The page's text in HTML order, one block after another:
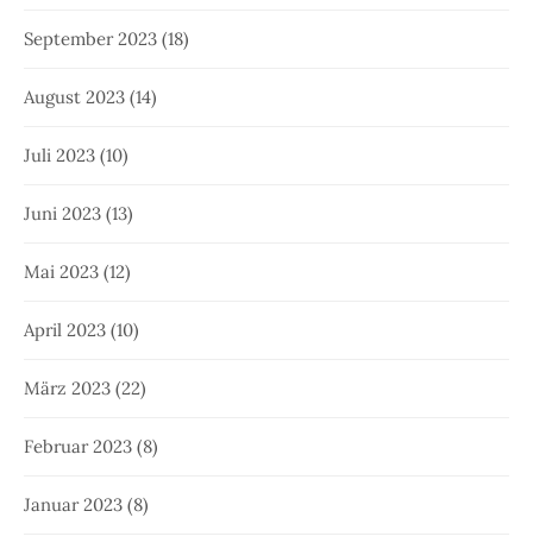
September 2023 (18)
August 2023 (14)
Juli 2023 (10)
Juni 2023 (13)
Mai 2023 (12)
April 2023 (10)
März 2023 (22)
Februar 2023 (8)
Januar 2023 (8)